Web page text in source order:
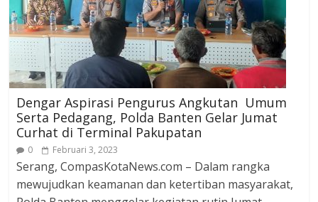
Dengar Aspirasi Pengurus Angkutan Umum
Serta Pedagang, Polda Banten Gelar Jumat
Curhat di Terminal Pakupatan
0 Februari 3, 2023
Serang, CompasKotaNews.com – Dalam rangka
mewujudkan keamanan dan ketertiban masyarakat,